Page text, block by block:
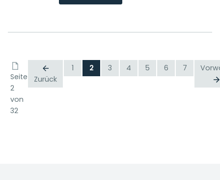
Seite
2
von
32
Zurück
1 2 3 4 5 6 7